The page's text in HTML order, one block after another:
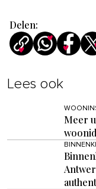
Delen:
Lees ook
Meer